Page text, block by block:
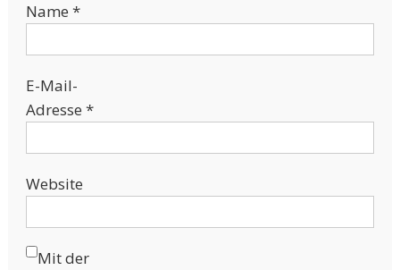
Name *
E-Mail-
Adresse *
Website
Mit der